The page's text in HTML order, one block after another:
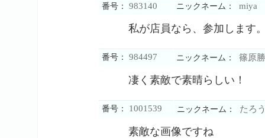
番号： 983140 ニックネーム： miya
私が店員なら、参加します
番号： 984497 ニックネーム： 篠原
凄く素敵で素晴らしい！
番号： 1001539 ニックネーム： たろ
素敵な画像ですね